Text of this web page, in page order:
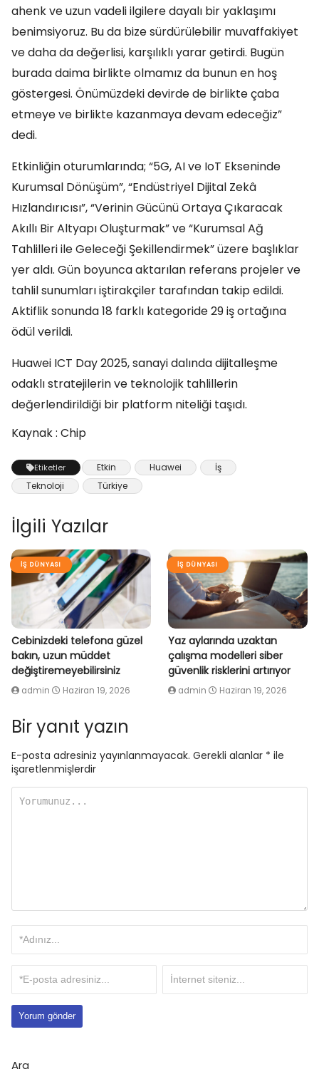
ahenk ve uzun vadeli ilgilere dayalı bir yaklaşımı
benimsiyoruz. Bu da bize sürdürülebilir muvaffakiyet
ve daha da değerlisi, karşılıklı yarar getirdi. Bugün
burada daima birlikte olmamız da bunun en hoş
göstergesi. Önümüzdeki devirde de birlikte çaba
etmeye ve birlikte kazanmaya devam edeceğiz”
dedi.
Etkinliğin oturumlarında; “5G, AI ve IoT Ekseninde
Kurumsal Dönüşüm”, “Endüstriyel Dijital Zekâ
Hızlandırıcısı”, “Verinin Gücünü Ortaya Çıkaracak
Akıllı Bir Altyapı Oluşturmak” ve “Kurumsal Ağ
Tahlilleri ile Geleceği Şekillendirmek” üzere başlıklar
yer aldı. Gün boyunca aktarılan referans projeler ve
tahlil sunumları iştirakçiler tarafından takip edildi.
Aktiflik sonunda 18 farklı kategoride 29 iş ortağına
ödül verildi.
Huawei ICT Day 2025, sanayi dalında dijitalleşme
odaklı stratejilerin ve teknolojik tahlillerin
değerlendirildiği bir platform niteliği taşıdı.
Kaynak : Chip
Etiketler Etkin Huawei
İş
Teknoloji
Türkiye
İlgili Yazılar
İŞ DÜNYASI
Cebinizdeki telefona güzel
bakın, uzun müddet
değiştiremeyebilirsiniz
admin Haziran 19, 2026
İŞ DÜNYASI
Yaz aylarında uzaktan
çalışma modelleri siber
güvenlik risklerini artırıyor
admin Haziran 19, 2026
Bir yanıt yazın
E-posta adresiniz yayınlanmayacak. Gerekli alanlar * ile
işaretlenmişlerdir
Ara